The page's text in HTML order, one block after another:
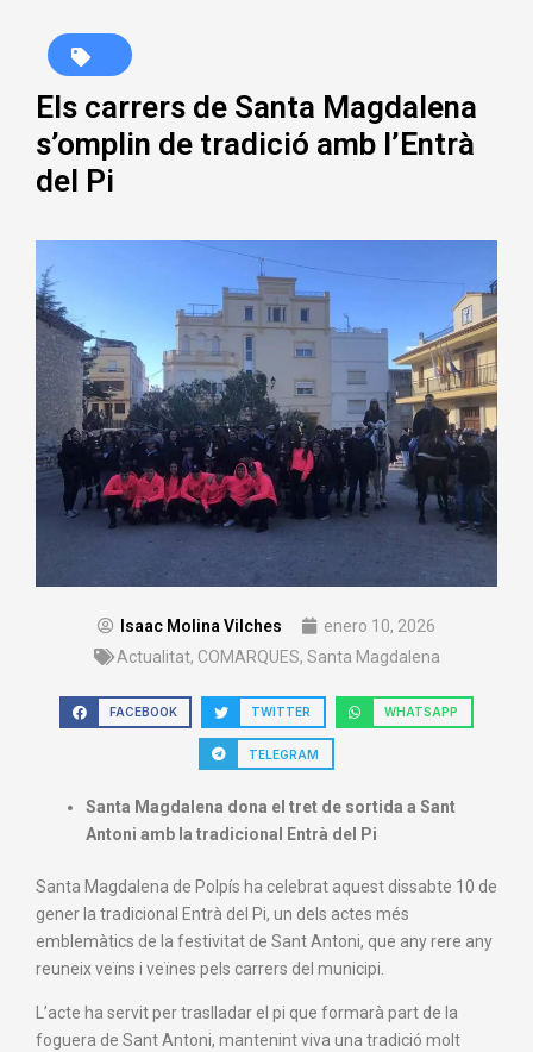
Els carrers de Santa Magdalena
s’omplin de tradició amb l’Entrà
del Pi
Isaac Molina Vilches
enero 10, 2026
Actualitat, COMARQUES, Santa Magdalena
FACEBOOK TWITTER WHATSAPP
TELEGRAM
Santa Magdalena dona el tret de sortida a Sant
Antoni amb la tradicional Entrà del Pi
Santa Magdalena de Polpís ha celebrat aquest dissabte 10 de
gener la tradicional Entrà del Pi, un dels actes més
emblemàtics de la festivitat de Sant Antoni, que any rere any
reuneix veïns i veïnes pels carrers del municipi.
L’acte ha servit per traslladar el pi que formarà part de la
foguera de Sant Antoni, mantenint viva una tradició molt